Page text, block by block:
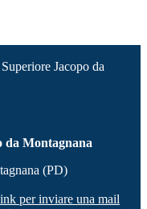
Jacopo da
da Montagnana
(PD)
per inviare una mail